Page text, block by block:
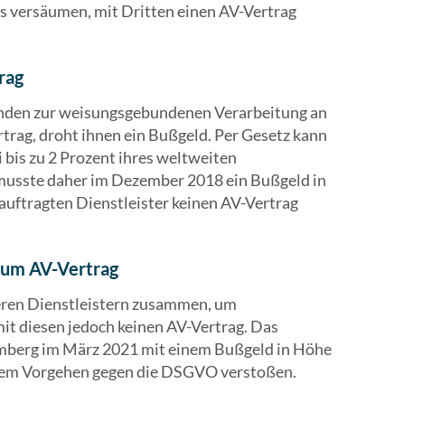
versäumen, mit Dritten einen AV-Vertrag
zur weisungsgebundenen Verarbeitung an
droht ihnen ein Bußgeld. Per Gesetz kann
zu 2 Prozent ihres weltweiten
daher im Dezember 2018 ein Bußgeld in
Dienstleister keinen AV-Vertrag
AV-Vertrag
Dienstleistern zusammen, um
diesen jedoch keinen AV-Vertrag. Das
im März 2021 mit einem Bußgeld in Höhe
Vorgehen gegen die DSGVO verstoßen.